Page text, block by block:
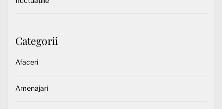
Categorii
Afaceri
Amenajari